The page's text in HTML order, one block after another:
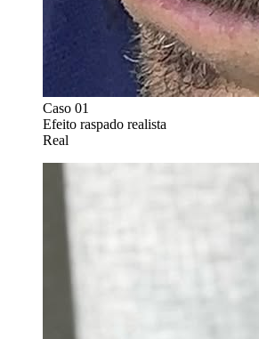
Caso 01
Efeito raspado realista
Real